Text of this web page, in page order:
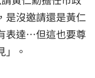
是沒邀請還是黃仁
表達…但這也要尊
。